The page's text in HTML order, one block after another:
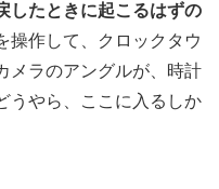
したときに起こるはずの
操作して、クロックタウ
メラのアングルが、時計
うやら、ここに入るしか